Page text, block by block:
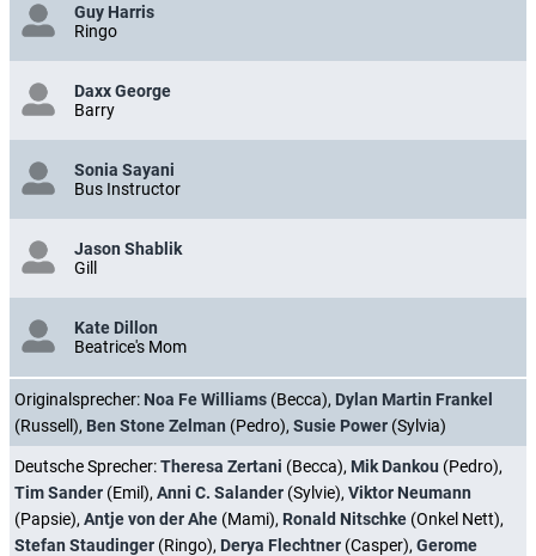
Guy Harris
Ringo
Daxx George
Barry
Sonia Sayani
Bus Instructor
Jason Shablik
Gill
Kate Dillon
Beatrice's Mom
Originalsprecher: Noa Fe Williams (Becca), Dylan Martin Frankel
(Russell), Ben Stone Zelman (Pedro), Susie Power (Sylvia)
Deutsche Sprecher:Theresa Zertani (Becca), Mik Dankou (Pedro),
Tim Sander (Emil), Anni C. Salander (Sylvie), Viktor Neumann
(Papsie), Antje von der Ahe (Mami), Ronald Nitschke (Onkel Nett),
Stefan Staudinger (Ringo), Derya Flechtner (Casper), Gerome